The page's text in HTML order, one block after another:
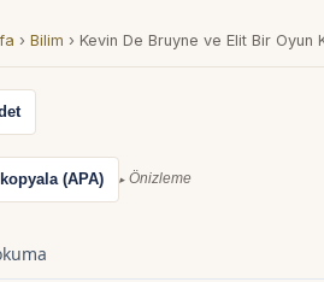
› Bilim › Kevin De Bruyne ve Elit Bir
(APA) Önizleme